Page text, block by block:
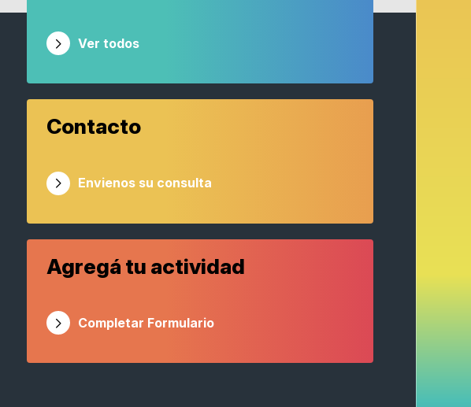
Ver todos
Contacto
Envienos su consulta
Agregá tu actividad
Completar Formulario